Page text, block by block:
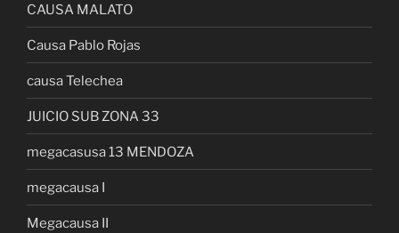
CAUSA MALATO
Causa Pablo Rojas
causa Telechea
JUICIO SUB ZONA 33
megacasusa 13 MENDOZA
megacausa I
Megacausa II